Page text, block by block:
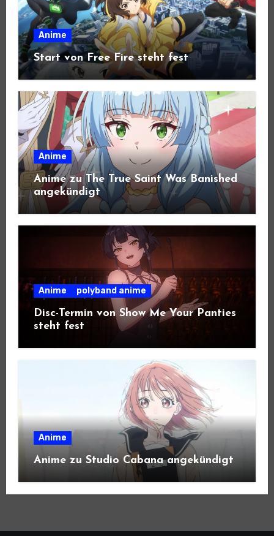
Anime
Start von Free Fire steht fest
Anime
Anime zu The True Saint Was Banished
angekündigt
Anime polyband anime
Disc-Termin von Show Me Your Panties
steht fest
Anime
Anime zu Studio Cabana angekündigt